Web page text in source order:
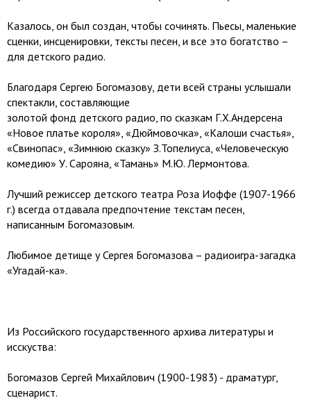
Казалось, он был создан, чтобы сочинять. Пьесы, маленькие
сценки, инсценировки, тексты песен, и все это богатство –
для детского радио.
Благодаря Сергею Богомазову, дети всей страны услышали
спектакли, составляющие
золотой фонд детского радио, по сказкам Г.Х.Андерсена
«Новое платье короля», «Дюймовочка», «Калоши счастья»,
«Свинопас», «Зимнюю сказку» З.Топелиуса, «Человеческую
комедию» У. Сарояна, «Тамань» М.Ю. Лермонтова.
Лучший режиссер детского театра Роза Иоффе (1907-1966
г.) всегда отдавала предпочтение текстам песен,
написанным Богомазовым.
Любимое детище у Сергея Богомазова – радиоигра-загадка
«Угадай-ка».
Из Российского государственного архива литературы и
исскуства:
Богомазов Сергей Михайлович (1900-1983) - драматург,
сценарист.